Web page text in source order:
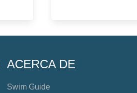
ACERCA DE
Swim Guide